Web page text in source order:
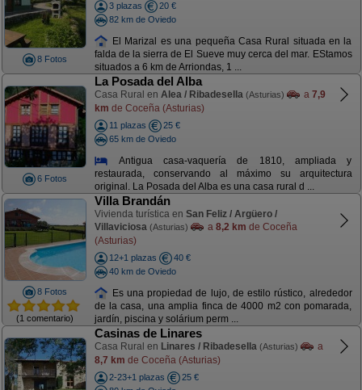
8 Fotos
3 plazas
20 €
82 km de Oviedo
El Marizal es una pequeña Casa Rural situada en la
falda de la sierra de El Sueve muy cerca del mar. EStamos
situados a 6 km de Arriondas, 1 ...
6 Fotos
La Posada del Alba
Casa Rural en Alea / Ribadesella (Asturias) a 7,9
km de Coceña (Asturias)
11 plazas
25 €
65 km de Oviedo
Antigua casa-vaquería de 1810, ampliada y
restaurada, conservando al máximo su arquitectura
original. La Posada del Alba es una casa rural d ...
8 Fotos
(1 comentario)
Villa Brandán
Vivienda turística en San Feliz / Argüero /
Villaviciosa (Asturias) a 8,2 km de Coceña
(Asturias)
12+1 plazas
40 €
40 km de Oviedo
Es una propiedad de lujo, de estilo rústico, alrededor
de la casa, una amplia finca de 4000 m2 con pomarada,
jardín, piscina y solárium perm ...
Casinas de Linares
Casa Rural en Linares / Ribadesella (Asturias)
a
8,7 km de Coceña (Asturias)
2-23+1 plazas
25 €